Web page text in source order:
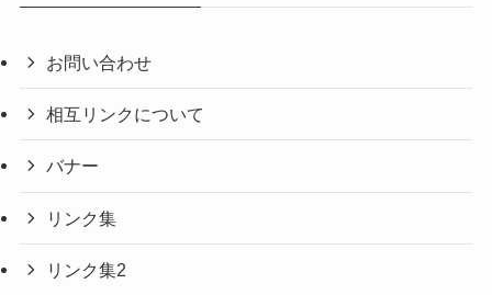
お問い合わせ
相互リンクについて
バナー
リンク集
リンク集2